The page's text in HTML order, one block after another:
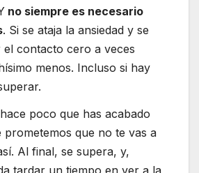
no siempre es necesario
. Si se ataja la ansiedad y se
el contacto cero a veces
menos. Incluso si hay
poco que has acabado
prometemos que no te vas a
Al final, se supera, y,